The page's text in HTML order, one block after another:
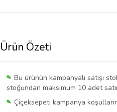
Ürün Özeti
Bu ürünün kampanyalı satışı
stoğundan maksimum 10 adet
Çiçeksepeti kampanya